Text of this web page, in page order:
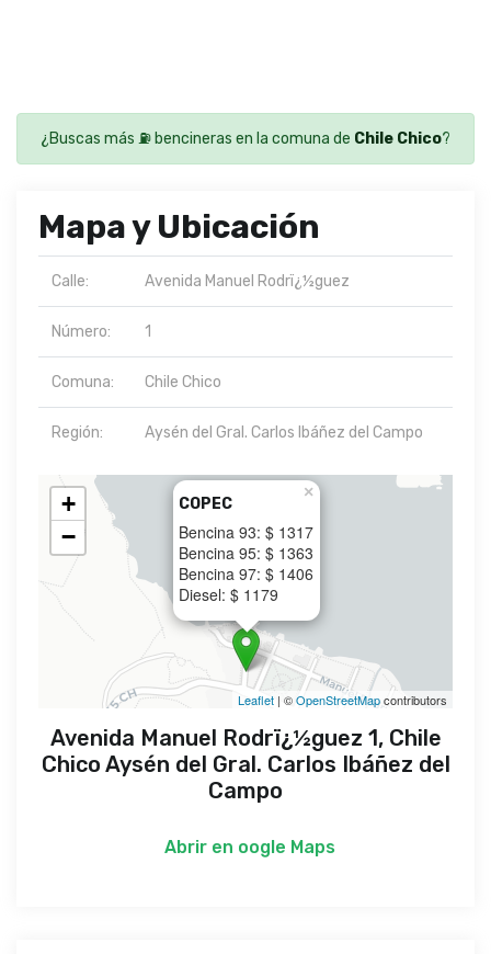
¿Buscas más ⛽ bencineras en la comuna de Chile Chico?
Mapa y Ubicación
Calle: Avenida Manuel Rodrï¿½guez
Número: 1
Comuna: Chile Chico
Región: Aysén del Gral. Carlos Ibáñez del Campo
COPEC
Bencina 93: $ 1317
Bencina 95: $ 1363
Bencina 97: $ 1406
Diesel: $ 1179
×
+
−
Leaflet | ©OpenStreetMapcontributors
Avenida Manuel Rodrï¿½guez 1, Chile
Chico Aysén del Gral. Carlos Ibáñez del
Campo
Abrir en oogle Maps